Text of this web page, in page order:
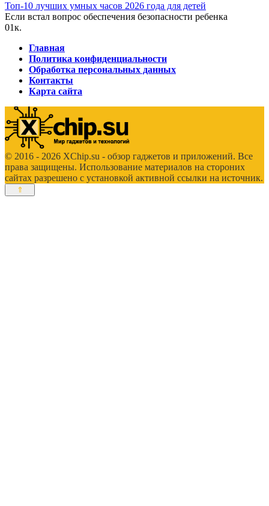
Топ-10 лучших умных часов 2026 года для детей
Если встал вопрос обеспечения безопасности ребенка
01к.
Главная
Политика конфиденциальности
Обработка персональных данных
Контакты
Карта сайта
© 2016 - 2026 XChip.su - обзор гаджетов и приложений. Все
права защищены. Использование материалов на стороних
сайтах разрешено с установкой активной ссылки на источник.